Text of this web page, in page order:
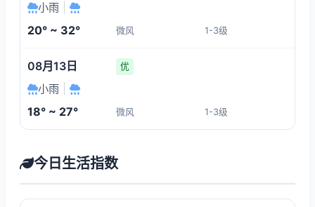
小雨
20° ~ 32° 微风 1-3级
08月13日 优
小雨
18° ~ 27° 微风 1-3级
今日生活指数